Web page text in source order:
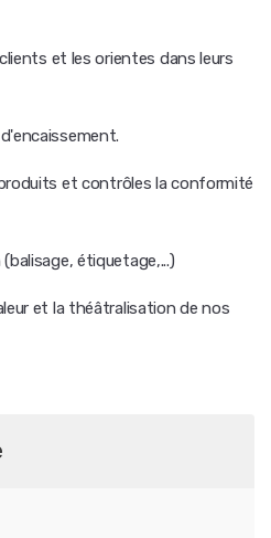
et les orientes dans leurs
et contrôles la conformité
étiquetage,...)
et la théâtralisation de nos